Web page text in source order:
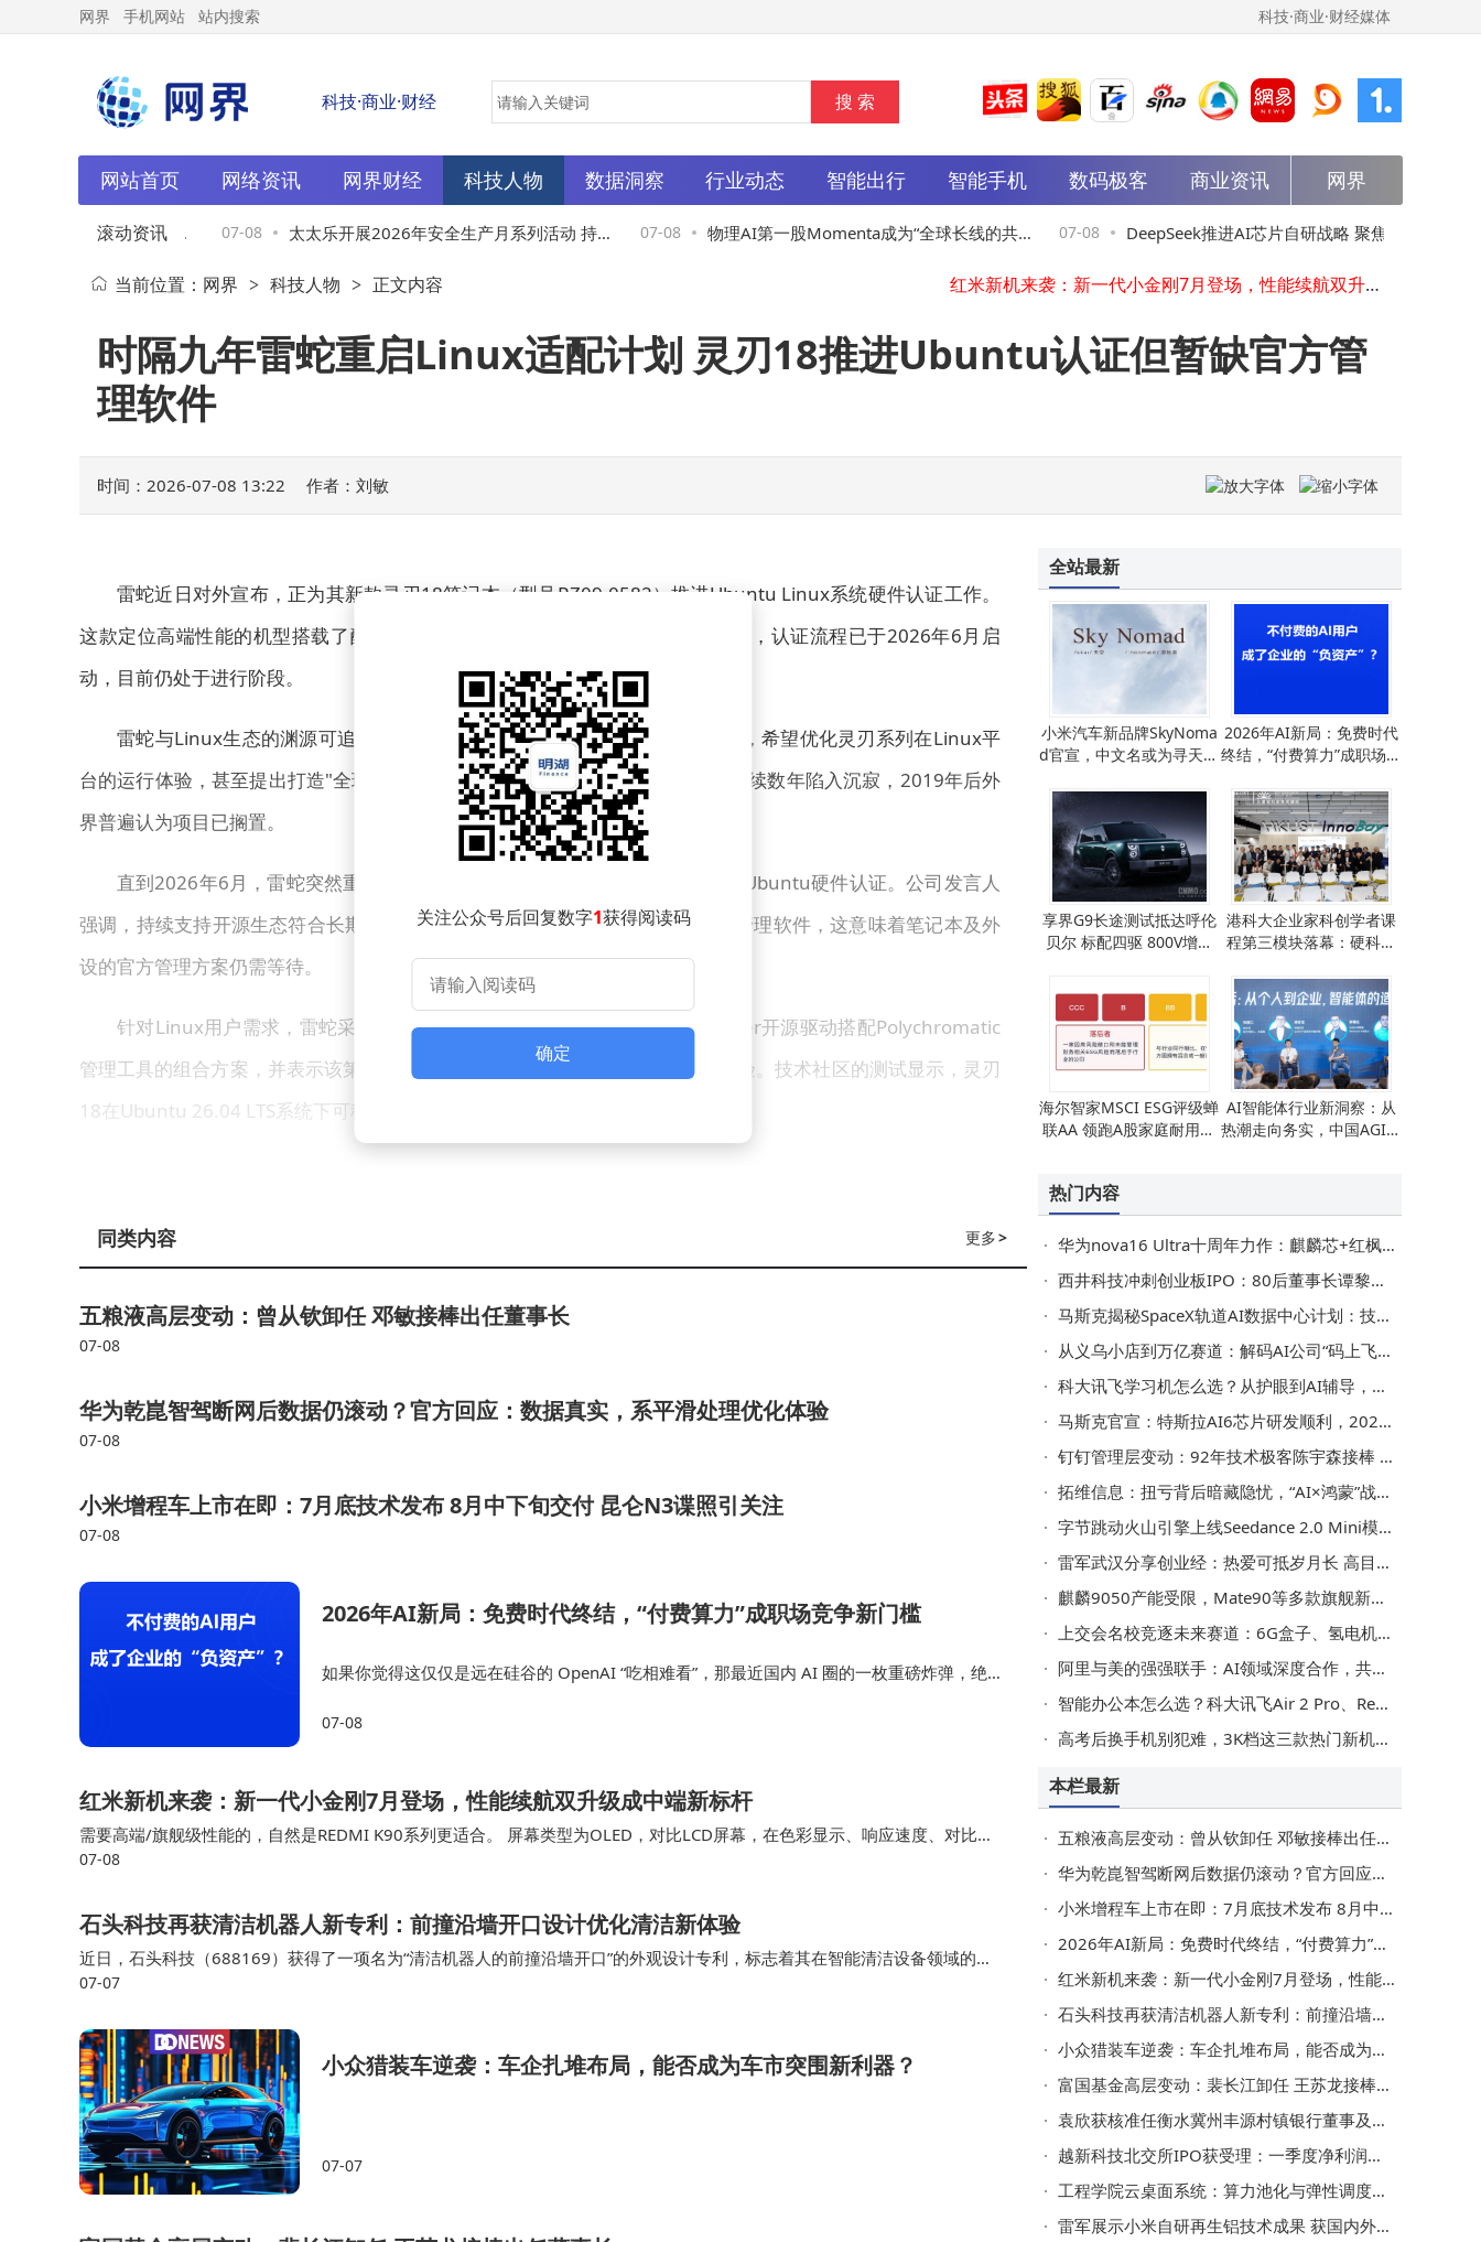
网界 手机网站 站内搜索 科技·商业·财经媒体
科技·商业·财经
网站首页 网络资讯 网界财经 科技人物 数据洞察 行业动态 智能出行 智能手机 数码极客 商业资讯 网界
滚动资讯
名高管：企业AI愿景 07-08 太太乐开展2026年安全生产月系列活动 持续
深化全员安全文化建设
07-08 物理AI第一股Momenta成为“全球长线的共
同选择”：获全球主权与长线基金“疯抢”，认
购超额44倍
07-08 DeepSeek推进AI芯片自研战略 聚焦推理环
节以降本增效增掌控力
华为乾崑智驾断网后数据仍滚动？官方回应：数据真实，系平滑处理优化体验
小米增程车上市在即：7月底技术发布 8月中下旬交付 昆仑N3谍照引关注
红米新机来袭：新一代小金刚7月登场，性能续航双升级成中端新标杆
富国基金高层变动：裴长江卸任 王苏龙接棒出任董事长
当前位置： 网界 > 科技人物 > 正文内容
时隔九年雷蛇重启Linux适配计划 灵刃18推进Ubuntu认证但暂缺官方管
理软件
时间：2026-07-08 13:22 作者：刘敏
雷蛇近日对外宣布，正为其新款灵刃18笔记本（型号RZ09-0582）推进Ubuntu Linux系统硬件认证工作。
这款定位高端性能的机型搭载了酷睿Ultra 9 290HX Plus处理器与RTX 5090显卡，认证流程已于2026年6月启
动，目前仍处于进行阶段。
雷蛇与Linux生态的渊源可追溯至2017年。彼时公司CEO陈民亮曾公开表示，希望优化灵刃系列在Linux平
台的运行体验，甚至提出打造"全球最佳Linux笔记本"的目标。然而这一计划在后续数年陷入沉寂，2019年后外
界普遍认为项目已搁置。
直到2026年6月，雷蛇突然重启相关进程，确认针对新款灵刃18开展完整的Ubuntu硬件认证。公司发言人
强调，持续支持开源生态符合长期战略布局，但目前暂无计划开发Linux版雷云管理软件，这意味着笔记本及外
设的官方管理方案仍需等待。
针对Linux用户需求，雷蛇采取开放合作策略。官方推荐用户使用OpenRazer开源驱动搭配Polychromatic
管理工具的组合方案，并表示该第三方解决方案已能提供较为完善的设备控制体验。技术社区的测试显示，灵刃
18在Ubuntu 26.04 LTS系统下可稳定运行。
关注公众号后回复数字1获得阅读码
确定
更多>
同类内容
五粮液高层变动：曾从钦卸任 邓敏接棒出任董事长
07-08
华为乾崑智驾断网后数据仍滚动？官方回应：数据真实，系平滑处理优化体验
07-08
小米增程车上市在即：7月底技术发布 8月中下旬交付 昆仑N3谍照引关注
07-08
2026年AI新局：免费时代终结，“付费算力”成职场竞争新门槛
如果你觉得这仅仅是远在硅谷的 OpenAI “吃相难看”，那最近国内 AI 圈的一枚重磅炸弹，绝
包”，也正式开启了核心功能的…
07-08
红米新机来袭：新一代小金刚7月登场，性能续航双升级成中端新标杆
需要高端/旗舰级性能的，自然是REDMI K90系列更适合。 屏幕类型为OLED，对比LCD屏幕，在色彩显示、响应速度、对比度
等方面更有优势，所以成为众多新机的首选，而LCD屏幕，更多用于入门机、平板上，主要…
07-08
石头科技再获清洁机器人新专利：前撞沿墙开口设计优化清洁新体验
近日，石头科技（688169）获得了一项名为“清洁机器人的前撞沿墙开口”的外观设计专利，标志着其在智能清洁设备领域的又
一次突破。这样的投入不仅体现了公司对技术创新的重视，也为未来的产品迭代和市场竞争奠定了坚实…
07-07
小众猎装车逆袭：车企扎堆布局，能否成为车市突围新利器？
07-07
全站最新
小米汽车新品牌SkyNoma
d官宣，中文名或为寻天，
2026年AI新局：免费时代
终结，“付费算力”成职场竞
享界G9长途测试抵达呼伦
贝尔 标配四驱 800V增程
港科大企业家科创学者课
程第三模块落幕：硬科技
海尔智家MSCI ESG评级蝉
联AA 领跑A股家庭耐用消
AI智能体行业新洞察：从
热潮走向务实，中国AGI未
热门内容
华为nova16 Ultra十周年力作：麒麟芯+红枫影，潮流续航双在线的年轻优选
西井科技冲刺创业板IPO：80后董事长谭黎敏掌舵，从广告人到科技领航者
马斯克揭秘SpaceX轨道AI数据中心计划：技术已备 百万卫星网络明年量产在望
从义乌小店到万亿赛道：解码AI公司“码上飞”如何打造商业Agent新基建
科大讯飞学习机怎么选？从护眼到AI辅导，三款热门型号深度测评推荐
马斯克官宣：特斯拉AI6芯片研发顺利，2028年投产先用于机器人
钉钉管理层变动：92年技术极客陈宇森接棒 陈航卸任，阿里加速AI创新布局
拓维信息：扭亏背后暗藏隐忧，“AI×鸿蒙”战略能否撑起高估值？
字节跳动火山引擎上线Seedance 2.0 Mini模型，成本降低助力视频规模化生产
雷军武汉分享创业经：热爱可抵岁月长 高目标牵引成就硬核科技梦
麒麟9050产能受限，Mate90等多款旗舰新机将首批搭载，抢购或再掀热潮
上交会名校竞逐未来赛道：6G盒子、氢电机器人、脑机接口齐亮相
阿里与美的强强联手：AI领域深度合作，共探全屋智能新未来
智能办公本怎么选？科大讯飞Air 2 Pro、Remarkable 2等四款热门产品深度对比来啦
高考后换手机别犯难，3K档这三款热门新机，哪款能戳中你？
本栏最新
五粮液高层变动：曾从钦卸任 邓敏接棒出任董事长
华为乾崑智驾断网后数据仍滚动？官方回应：数据真实，系平滑处理优化体验
小米增程车上市在即：7月底技术发布 8月中下旬交付 昆仑N3谍照引关注
2026年AI新局：免费时代终结，“付费算力”成职场竞争新门槛
红米新机来袭：新一代小金刚7月登场，性能续航双升级成中端新标杆
石头科技再获清洁机器人新专利：前撞沿墙开口设计优化清洁新体验
小众猎装车逆袭：车企扎堆布局，能否成为车市突围新利器？
富国基金高层变动：裴长江卸任 王苏龙接棒出任董事长
袁欣获核准任衡水冀州丰源村镇银行董事及董事长 3个月内到任
越新科技北交所IPO获受理：一季度净利润同比增48%，濮坚锋掌控超半数表决权
工程学院云桌面系统：算力池化与弹性调度，开启高效教学新模式
雷军展示小米自研再生铝技术成果 获国内外权威鉴定填补国产行业空白